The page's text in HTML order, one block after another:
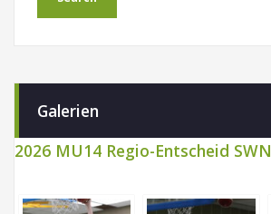
Galerien
2026 MU14 Regio-Entscheid SWN